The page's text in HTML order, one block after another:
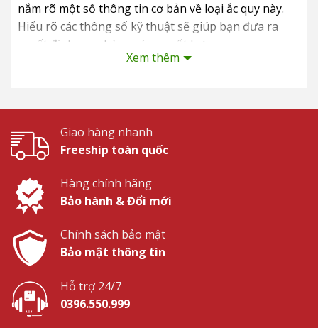
nắm rõ một số thông tin cơ bản về loại ắc quy này.
Hiểu rõ các thông số kỹ thuật sẽ giúp bạn đưa ra
quyết định mua hàng sáng suốt hơn.
Ắc quy xe điện hoạt động dựa trên nguyên lý
chuyển đổi năng lượng hóa năng thành năng
để cung cấp năng lượng cho động cơ và ngược lại.
Thông số quan trọng của bình ắc
quy
Trên mỗi bình acquy xe điện, bạn sẽ thấy một số
thông số kỹ thuật quan trọng. Hãy cùng tìm hiểu ý
nghĩa của chúng:
Xem thêm
Giao hàng nhanh
Freeship toàn quốc
Hàng chính hãng
Bảo hành & Đổi mới
Chính sách bảo mật
Bảo mật thông tin
Hỗ trợ 24/7
0396.550.999